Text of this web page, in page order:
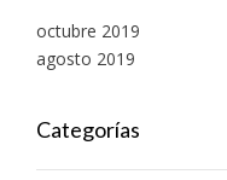
octubre 2019
agosto 2019
Categorías